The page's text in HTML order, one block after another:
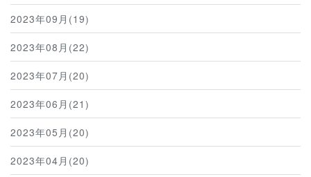
2023年09月(19)
2023年08月(22)
2023年07月(20)
2023年06月(21)
2023年05月(20)
2023年04月(20)